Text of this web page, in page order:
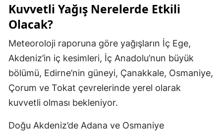
Kuvvetli Yağış Nerelerde Etkili
Olacak?
Meteoroloji raporuna göre yağışların İç Ege,
Akdeniz’in iç kesimleri, İç Anadolu’nun büyük
bölümü, Edirne’nin güneyi, Çanakkale, Osmaniye,
Çorum ve Tokat çevrelerinde yerel olarak
kuvvetli olması bekleniyor.
Doğu Akdeniz’de Adana ve Osmaniye